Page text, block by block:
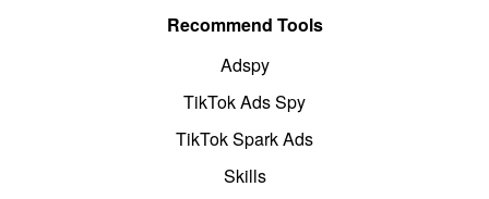
Recommend Tools
Adspy
TikTok Ads Spy
TikTok Spark Ads
Skills